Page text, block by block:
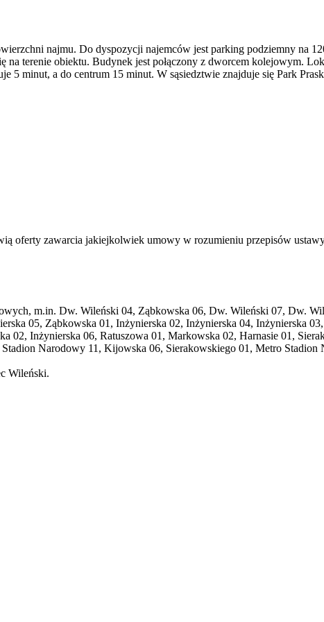
najmu. Do dyspozycji najemców jest parking podziemny na
na terenie obiektu. Budynek jest połączony z dworcem kolejowym.
5 minut, a do centrum 15 minut. W sąsiedztwie znajduje się Park
oferty zawarcia jakiejkolwiek umowy w rozumieniu przepisów
m.in. Dw. Wileński 04, Ząbkowska 06, Dw. Wileński 07, Dw.
05, Ząbkowska 01, Inżynierska 02, Inżynierska 04, Inżynierska
02, Inżynierska 06, Ratuszowa 01, Markowska 02, Harnasie 01,
Narodowy 11, Kijowska 06, Sierakowskiego 01, Metro
Wileński.